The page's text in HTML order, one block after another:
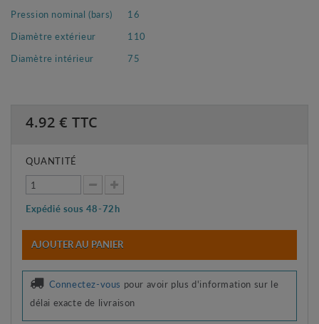
Pression nominal (bars)
16
Diamètre extérieur
110
Diamètre intérieur
75
4.92 € TTC
QUANTITÉ
Expédié sous 48-72h
AJOUTER AU PANIER
Connectez-vous pour avoir plus d'information sur le
délai exacte de livraison